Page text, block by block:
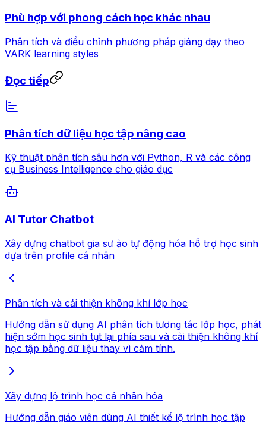
Phù hợp với phong cách học khác nhau
Phân tích và điều chỉnh phương pháp giảng dạy theo
VARK learning styles
Đọc tiếp
Phân tích dữ liệu học tập nâng cao
Kỹ thuật phân tích sâu hơn với Python, R và các công
cụ Business Intelligence cho giáo dục
AI Tutor Chatbot
Xây dựng chatbot gia sư ảo tự động hóa hỗ trợ học sinh
dựa trên profile cá nhân
Phân tích và cải thiện không khí lớp học
Hướng dẫn sử dụng AI phân tích tương tác lớp học, phát
hiện sớm học sinh tụt lại phía sau và cải thiện không khí
học tập bằng dữ liệu thay vì cảm tính.
Xây dựng lộ trình học cá nhân hóa
Hướng dẫn giáo viên dùng AI thiết kế lộ trình học tập